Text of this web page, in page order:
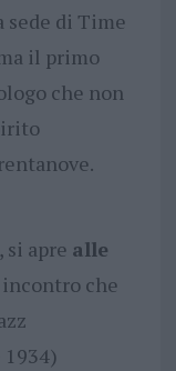
sede di Time
il primo
che non
si apre alle
incontro che
1934)